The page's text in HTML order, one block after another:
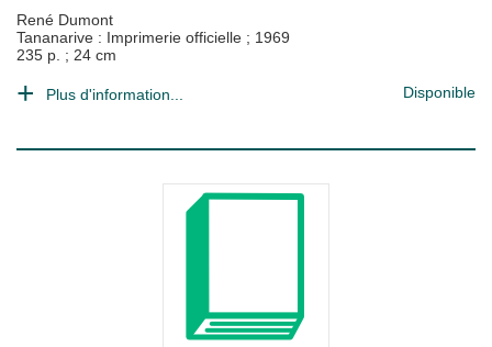
René Dumont
Tananarive : Imprimerie officielle ; 1969
235 p. ; 24 cm
Plus d'information... Disponible